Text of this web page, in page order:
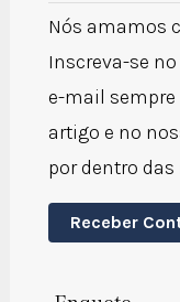
Nós amamos
Inscreva-se
e-mail
artigo e no
por dentro das
Receber